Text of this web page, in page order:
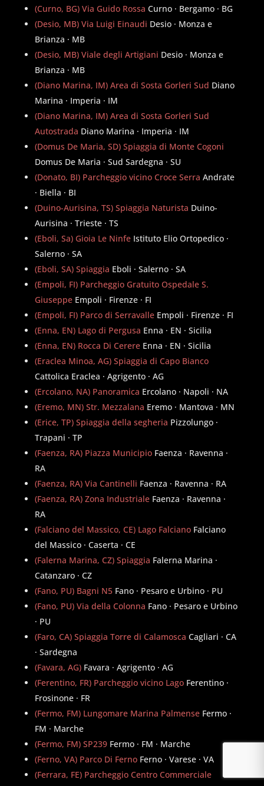
(Curno, BG) Via Guido Rossa Curno · Bergamo · BG
(Desio, MB) Via Luigi Einaudi Desio · Monza e
Brianza · MB
(Desio, MB) Viale degli Artigiani Desio · Monza e
Brianza · MB
(Diano Marina, IM) Area di Sosta Gorleri Sud Diano
Marina · Imperia · IM
(Diano Marina, IM) Area di Sosta Gorleri Sud
Autostrada Diano Marina · Imperia · IM
(Domus De Maria, SD) Spiaggia di Monte Cogoni
Domus De Maria · Sud Sardegna · SU
(Donato, BI) Parcheggio vicino Croce Serra Andrate
· Biella · BI
(Duino-Aurisina, TS) Spiaggia Naturista Duino-
Aurisina · Trieste · TS
(Eboli, Sa) Gioia Le Ninfe Istituto Elio Ortopedico ·
Salerno · SA
(Eboli, SA) Spiaggia Eboli · Salerno · SA
(Empoli, FI) Parcheggio Gratuito Ospedale S.
Giuseppe Empoli · Firenze · FI
(Empoli, FI) Parco di Serravalle Empoli · Firenze · FI
(Enna, EN) Lago di Pergusa Enna · EN · Sicilia
(Enna, EN) Rocca Di Cerere Enna · EN · Sicilia
(Eraclea Minoa, AG) Spiaggia di Capo Bianco
Cattolica Eraclea · Agrigento · AG
(Ercolano, NA) Panoramica Ercolano · Napoli · NA
(Eremo, MN) Str. Mezzalana Eremo · Mantova · MN
(Erice, TP) Spiaggia della segheria Pizzolungo ·
Trapani · TP
(Faenza, RA) Piazza Municipio Faenza · Ravenna ·
RA
(Faenza, RA) Via Cantinelli Faenza · Ravenna · RA
(Faenza, RA) Zona Industriale Faenza · Ravenna ·
RA
(Falciano del Massico, CE) Lago Falciano Falciano
del Massico · Caserta · CE
(Falerna Marina, CZ) Spiaggia Falerna Marina ·
Catanzaro · CZ
(Fano, PU) Bagni N5 Fano · Pesaro e Urbino · PU
(Fano, PU) Via della Colonna Fano · Pesaro e Urbino
· PU
(Faro, CA) Spiaggia Torre di Calamosca Cagliari · CA
· Sardegna
(Favara, AG) Favara · Agrigento · AG
(Ferentino, FR) Parcheggio vicino Lago Ferentino ·
Frosinone · FR
(Fermo, FM) Lungomare Marina Palmense Fermo ·
FM · Marche
(Fermo, FM) SP239 Fermo · FM · Marche
(Ferno, VA) Parco Di Ferno Ferno · Varese · VA
(Ferrara, FE) Parcheggio Centro Commerciale